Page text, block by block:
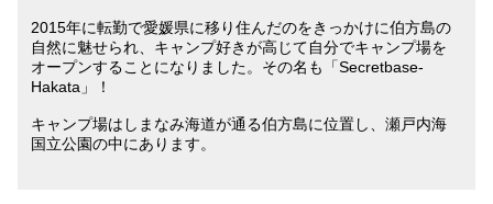
2015年に転勤で愛媛県に移り住んだのをきっかけに伯方島の
自然に魅せられ、キャンプ好きが高じて自分でキャンプ場を
オープンすることになりました。その名も「Secretbase-
Hakata」！
キャンプ場はしまなみ海道が通る伯方島に位置し、瀬戸内海
国立公園の中にあります。